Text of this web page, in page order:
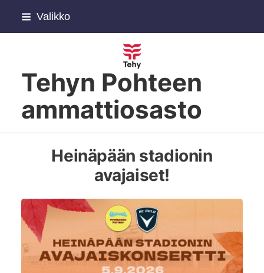
Siirry
Valikko
Tehyn Pohteen
ammattiosasto
Heinäpään stadionin
avajaiset!